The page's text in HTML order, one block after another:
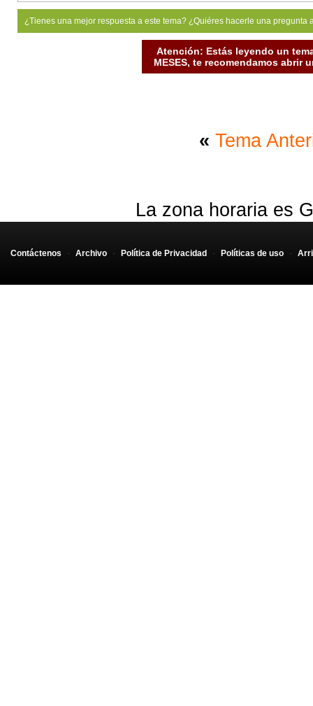
¿Tienes una mejor respuesta a este tema? ¿Quiéres hacerle una
Atención: Estás leyendo un
MESES, te recomendamos abrir
« Tema
La zona horaria es
Contáctenos - Archivo - Política de Privacidad - Políticas de uso -